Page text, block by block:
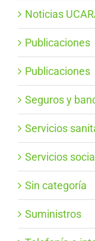
Noticias
Publicaciones
Publicaciones
Seguros y
Servicios
Servicios
Sin categoría
Suministros